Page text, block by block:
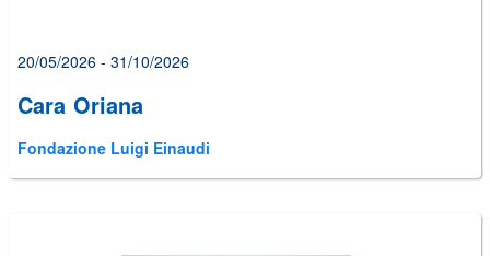
20/05/2026 - 31/10/2026
Cara Oriana
Fondazione Luigi Einaudi